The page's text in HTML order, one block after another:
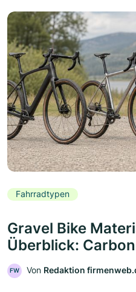
Fahrradtypen
Gravel Bike
Überblick:
FW Von Redaktion